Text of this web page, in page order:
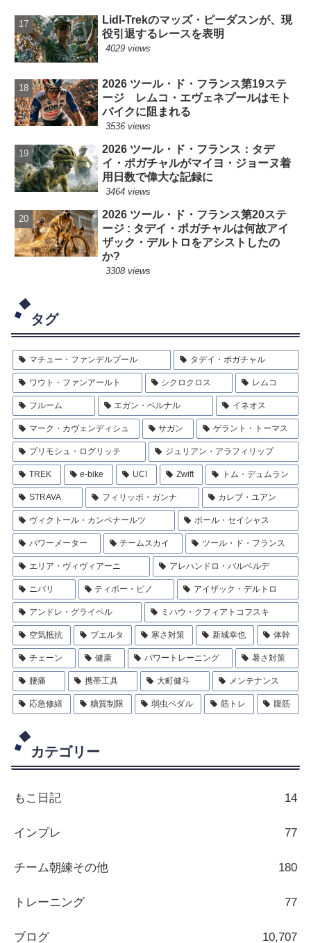
Lidl-Trekのマッズ・ピーダスンが、現
役引退するレースを表明
4029 views
2026 ツール・ド・フランス第19ステ
ージ レムコ・エヴェネプールはモト
バイクに阻まれる
3536 views
2026 ツール・ド・フランス：タデ
イ・ポガチャルがマイヨ・ジョーヌ着
用日数で偉大な記録に
3464 views
2026 ツール・ド・フランス第20ステ
ージ : タデイ・ポガチャルは何故アイ
ザック・デルトロをアシストしたの
か?
3308 views
タグ
マチュー・ファンデルプール タデイ・ポガチャル
ワウト・ファンアールト シクロクロス レムコ
フルーム エガン・ベルナル イネオス
マーク・カヴェンディシュ サガン ゲラント・トーマス
プリモシュ・ログリッチ ジュリアン・アラフィリップ
TREK e-bike UCI Zwift トム・デュムラン
STRAVA フィリッポ・ガンナ カレブ・ユアン
ヴィクトール・カンペナールツ ポール・セイシャス
パワーメーター チームスカイ ツール・ド・フランス
エリア・ヴィヴィアーニ アレハンドロ・バルベルデ
ニバリ ティボー・ピノ アイザック・デルトロ
アンドレ・グライペル ミハウ・クフィアトコフスキ
空気抵抗 ブエルタ 寒さ対策 新城幸也 体幹
チェーン 健康 パワートレーニング 暑さ対策
腰痛 携帯工具 大町健斗 メンテナンス
応急修繕 糖質制限 弱虫ペダル 筋トレ 腹筋
カテゴリー
もこ日記 14
インプレ 77
チーム朝練その他 180
トレーニング 77
ブログ 10,707